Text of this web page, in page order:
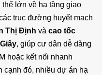
lớn về hạ tầng giao
trục đường huyết mạch
Thị Định và cao tốc
, giúp cư dân dễ dàng
hoặc kết nối nhanh
cạnh đó, nhiều dự án hạ